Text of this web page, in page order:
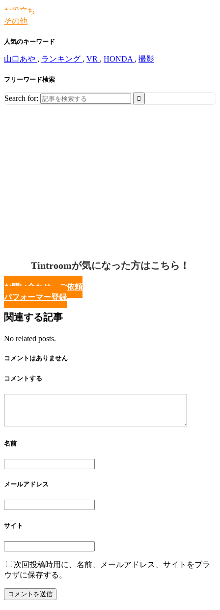
お役立ち
その他
人気のキーワード
山口あや , ランキング , VR , HONDA , 撮影
フリーワード検索
Search for:
Tintroomが気になった方はこちら！
お問い合わせ・ご依頼
パフォーマー登録
関連する記事
No related posts.
コメントはありません
コメントする
名前
メールアドレス
サイト
次回投稿時用に、名前、メールアドレス、サイトをブラ
ウザに保存する。